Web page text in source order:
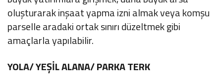
oluşturarak inşaat yapma izni almak veya komşu
parselle aradaki ortak sınırı düzeltmek gibi
amaçlarla yapılabilir.
YOLA/ YEŞİL ALANA/ PARKA TERK